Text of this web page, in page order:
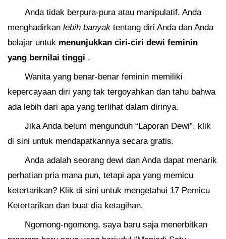
Anda tidak berpura-pura atau manipulatif. Anda
menghadirkan lebih banyak tentang diri Anda dan Anda
belajar untuk menunjukkan ciri-ciri dewi feminin
yang bernilai tinggi .
Wanita yang benar-benar feminin memiliki
kepercayaan diri yang tak tergoyahkan dan tahu bahwa
ada lebih dari apa yang terlihat dalam dirinya.
Jika Anda belum mengunduh “Laporan Dewi”, klik
di sini untuk mendapatkannya secara gratis.
Anda adalah seorang dewi dan Anda dapat menarik
perhatian pria mana pun, tetapi apa yang memicu
ketertarikan? Klik di sini untuk mengetahui 17 Pemicu
Ketertarikan dan buat dia ketagihan.
Ngomong-ngomong, saya baru saja menerbitkan